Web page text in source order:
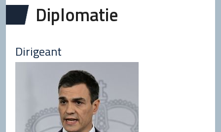
Diplomatie
Dirigeant